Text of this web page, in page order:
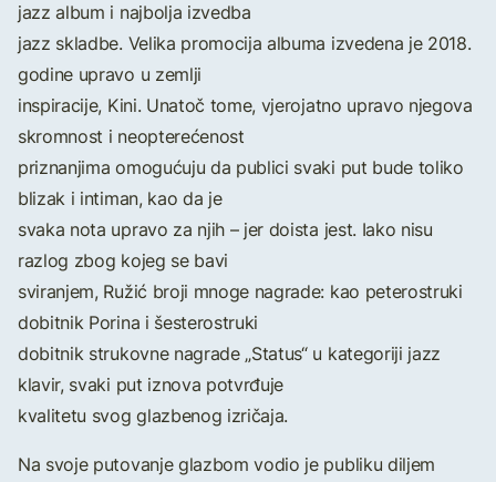
jazz album i najbolja izvedba
jazz skladbe. Velika promocija albuma izvedena je 2018.
godine upravo u zemlji
inspiracije, Kini. Unatoč tome, vjerojatno upravo njegova
skromnost i neopterećenost
priznanjima omogućuju da publici svaki put bude toliko
blizak i intiman, kao da je
svaka nota upravo za njih – jer doista jest. Iako nisu
razlog zbog kojeg se bavi
sviranjem, Ružić broji mnoge nagrade: kao peterostruki
dobitnik Porina i šesterostruki
dobitnik strukovne nagrade „Status“ u kategoriji jazz
klavir, svaki put iznova potvrđuje
kvalitetu svog glazbenog izričaja.
Na svoje putovanje glazbom vodio je publiku diljem